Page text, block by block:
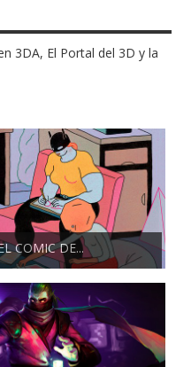
3DA, El Portal del 3D y la
COMIC DE...